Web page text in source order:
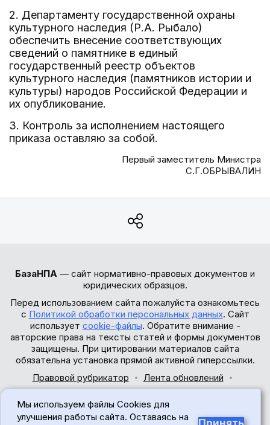
2. Департаменту государственной охраны
культурного наследия (Р.А. Рыбало)
обеспечить внесение соответствующих
сведений о памятнике в единый
государственный реестр объектов
культурного наследия (памятников истории и
культуры) народов Российской Федерации и
их опубликование.
3. Контроль за исполнением настоящего
приказа оставляю за собой.
Первый заместитель Министра
С.Г.ОБРЫВАЛИН
БазаНПА — сайт нормативно-правовых документов и
юридических образцов.
Перед использованием сайта пожалуйста ознакомьтесь
с Политикой обработки персональных данных. Сайт
использует cookie-файлы. Обратите внимание -
авторские права на тексты статей и формы документов
защищены. При цитировании материалов сайта
обязательна установка прямой активной гиперссылки.
Правовой рубрикатор
Лента обновлений
© 2017-2026
Мы используем файлы Cookies для
улучшения работы сайта. Оставаясь на